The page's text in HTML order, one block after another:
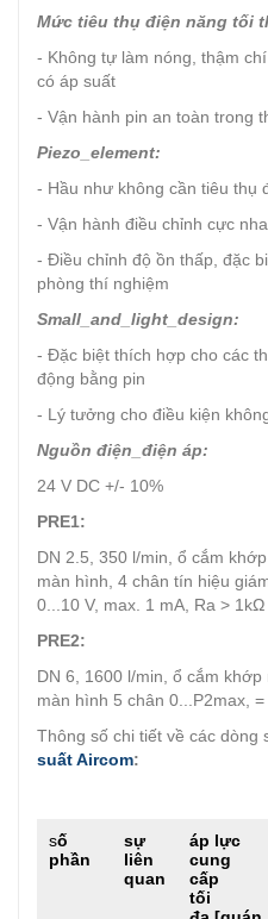
Mức tiêu thụ điện năng tối
- Không tự làm nóng, thậm
có áp suất
- Vận hành pin an toàn trong
Piezo_element:
- Hầu như không cần tiêu thụ
- Vận hành điều chỉnh cực
- Điều chỉnh độ ồn thấp, đặc
phòng thí nghiệm
Small_and_light_design:
- Đặc biệt thích hợp cho các
động bằng pin
- Lý tưởng cho điều kiện
Nguồn điện_điện áp:
24 V DC +/- 10%
PRE1:
DN 2.5, 350 l/min, ổ cắm
màn hình, 4 chân tín hiệu
0...10 V, max. 1 mA, Ra > 1kΩ
PRE2:
DN 6, 1600 l/min, ổ cắm
màn hình 5 chân 0...P2max,
Thông số chi tiết về các dòng
suất Aircom:
số
phần
sự
liên
quan
áp lực
cung
cấp
tối